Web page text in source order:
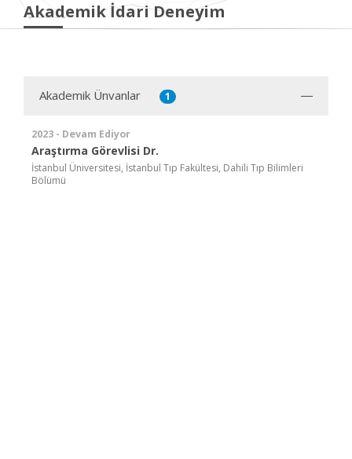
Akademik İdari Deneyim
Akademik Ünvanlar 1
2023 - Devam Ediyor
Araştırma Görevlisi Dr.
İstanbul Üniversitesi, İstanbul Tıp Fakültesi, Dahili Tıp Bilimleri
Bölümü